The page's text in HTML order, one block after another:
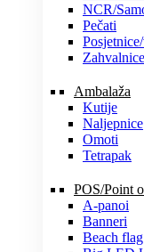
NCR/
Pečati
Ambalaža
Kutije
Naljepnice
Omoti
Tetrapak
POS/Point
A-panoi
Banneri
Beach flag